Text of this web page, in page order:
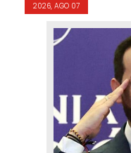
2026, AGO 07